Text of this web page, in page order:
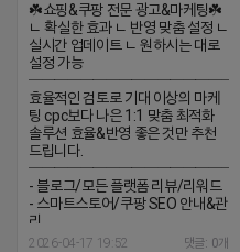
☘️쇼핑&쿠팡 전문 광고&마케팅☘️
ㄴ 확실한 효과 ㄴ 반영 맞춤 설정 ㄴ
실시간 업데이트 ㄴ 원하시는 대로
설정 가능
─────────────────
효율적인 검토로 기대 이상의 마케
팅 cpc보다 나은 1:1 맞춤 최적화
솔루션 효율&반영 좋은 것만 추천
드립니다.
─────────────────
- 블로그/모든 플랫폼 리뷰/리워드
- 스마트스토어/쿠팡 SEO 안내&관
리
─────────────────
2026-04-17 19:52 댓글: 0개